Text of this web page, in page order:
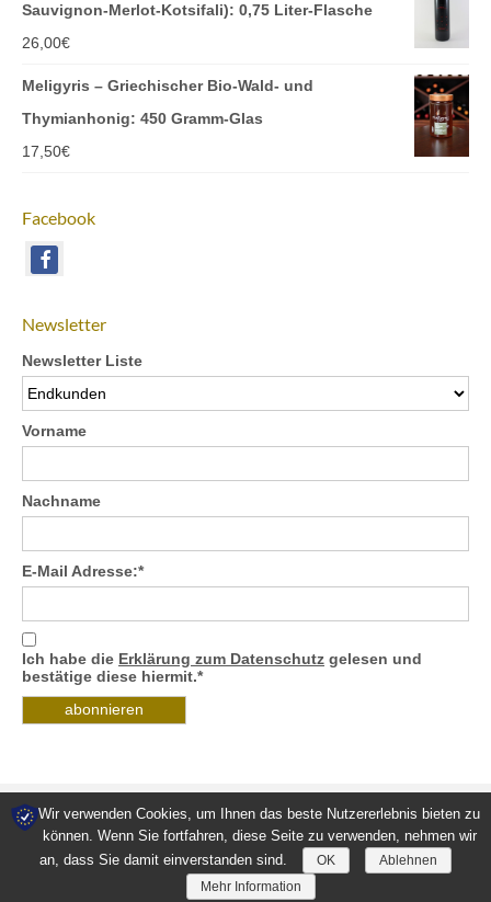
Sauvignon-Merlot-Kotsifali): 0,75 Liter-Flasche
26,00€
Meligyris – Griechischer Bio-Wald- und
Thymianhonig: 450 Gramm-Glas
17,50€
Facebook
Newsletter
Newsletter Liste
Vorname
Nachname
E-Mail Adresse:*
Ich habe die Erklärung zum Datenschutz gelesen und
bestätige diese hiermit.*
Kontakt Downloads Datenschutz AGB Impressum
© 2026 Villa Maria Kreta kulinarisch
Wir verwenden Cookies, um Ihnen das beste Nutzererlebnis bieten zu
können. Wenn Sie fortfahren, diese Seite zu verwenden, nehmen wir
an, dass Sie damit einverstanden sind.
OK
Ablehnen
Mehr Information